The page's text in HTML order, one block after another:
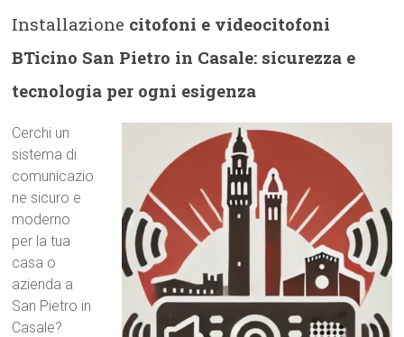
Installazione citofoni e videocitofoni
BTicino San Pietro in Casale: sicurezza e
tecnologia per ogni esigenza
Cerchi un
sistema di
comunicazio
ne sicuro e
moderno
per la tua
casa o
azienda a
San Pietro in
Casale?